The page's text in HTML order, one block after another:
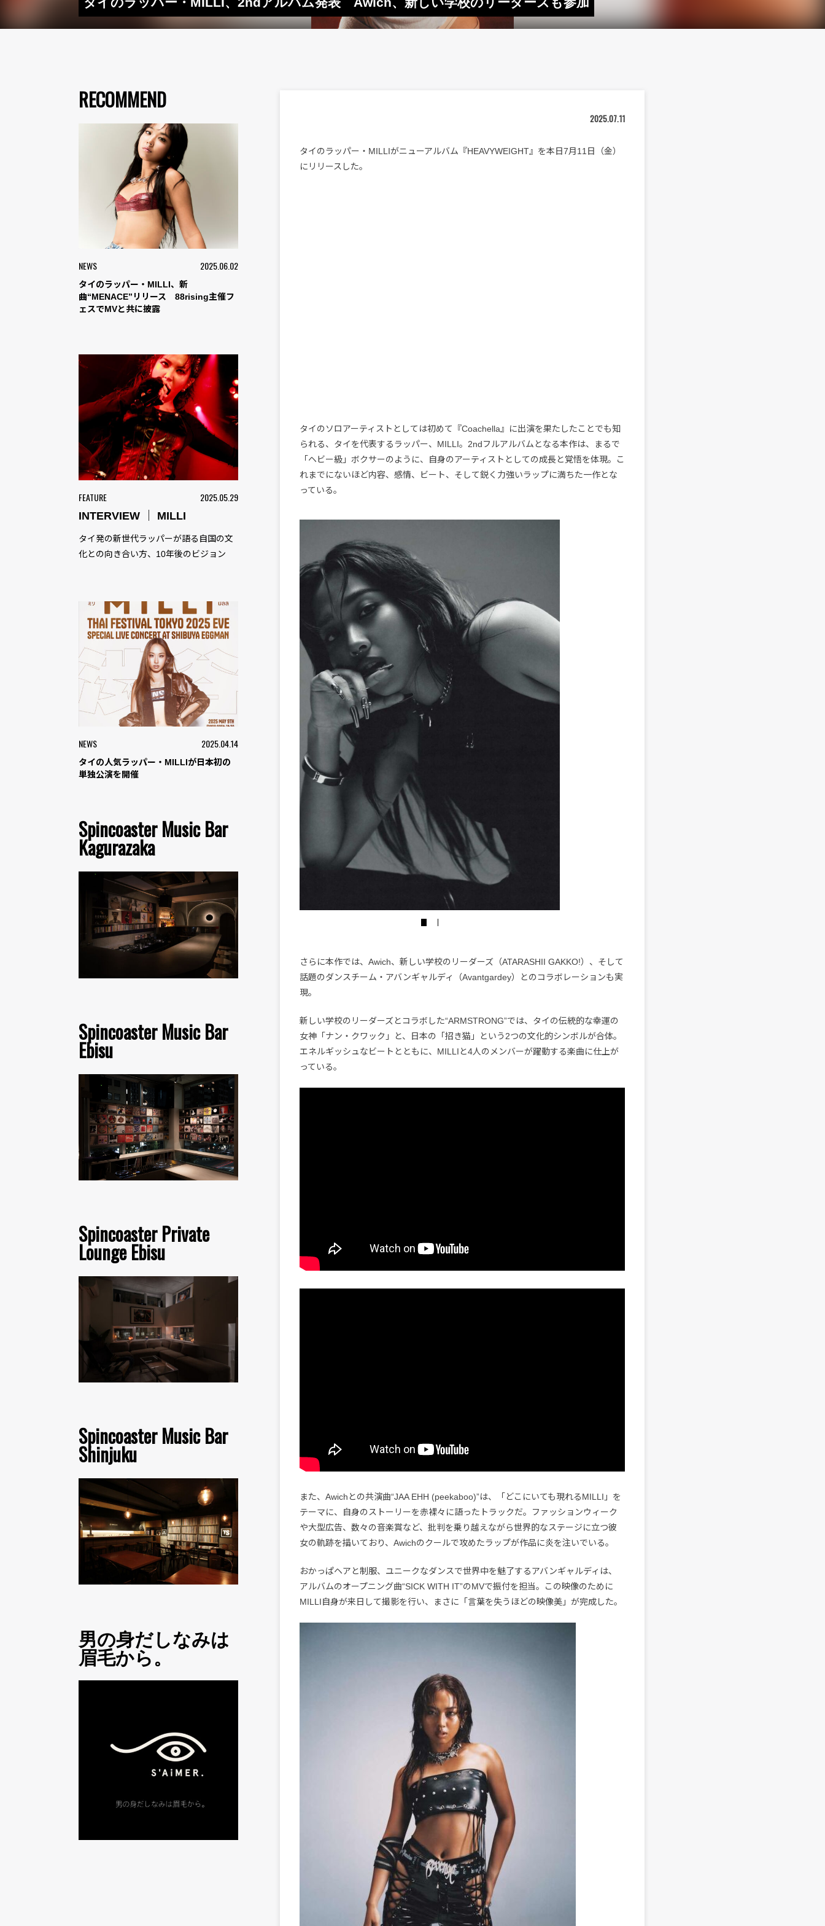
RECOMMEND
NEWS 2025.06.02
タイのラッパー・MILLI、新
曲“MENACE”リリース 88rising主催フ
ェスでMVと共に披露
FEATURE 2025.05.29
INTERVIEW ｜ MILLI
タイ発の新世代ラッパーが語る自国の文
化との向き合い方、10年後のビジョン
NEWS 2025.04.14
タイの人気ラッパー・MILLIが日本初の
単独公演を開催
Spincoaster Music Bar
Kagurazaka
Spincoaster Music Bar
Ebisu
Spincoaster Private
Lounge Ebisu
Spincoaster Music Bar
Shinjuku
男の身だしなみは
眉毛から。
2025.07.11
タイのラッパー・MILLIがニューアルバム『HEAVYWEIGHT』を本日7月11日（金）
にリリースした。
タイのソロアーティストとしては初めて『Coachella』に出演を果たしたことでも知
られる、タイを代表するラッパー、MILLI。2ndフルアルバムとなる本作は、まるで
「ヘビー級」ボクサーのように、自身のアーティストとしての成長と覚悟を体現。こ
れまでにないほど内容、感情、ビート、そして鋭く力強いラップに満ちた一作とな
っている。
さらに本作では、Awich、新しい学校のリーダーズ（ATARASHII GAKKO!）、そして
話題のダンスチーム・アバンギャルディ（Avantgardey）とのコラボレーションも実
現。
新しい学校のリーダーズとコラボした“ARMSTRONG”では、タイの伝統的な幸運の
女神「ナン・クワック」と、日本の「招き猫」という2つの文化的シンボルが合体。
エネルギッシュなビートとともに、MILLIと4人のメンバーが躍動する楽曲に仕上が
っている。
また、Awichとの共演曲“JAA EHH (peekaboo)”は、「どこにいても現れるMILLI」を
テーマに、自身のストーリーを赤裸々に語ったトラックだ。ファッションウィーク
や大型広告、数々の音楽賞など、批判を乗り越えながら世界的なステージに立つ彼
女の軌跡を描いており、Awichのクールで攻めたラップが作品に炎を注いでいる。
おかっぱヘアと制服、ユニークなダンスで世界中を魅了するアバンギャルディは、
アルバムのオープニング曲“SICK WITH IT”のMVで振付を担当。この映像のために
MILLI自身が来日して撮影を行い、まさに「言葉を失うほどの映像美」が完成した。